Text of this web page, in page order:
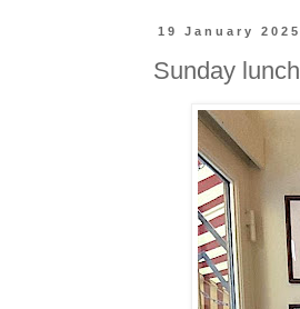
19 January 2025
Sunday lunch